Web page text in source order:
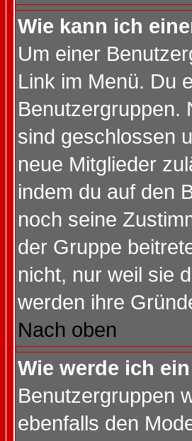
Wie kann ich
Um einer
Link im Menü. Du
Benutzergruppen.
sind geschlossen
neue Mitglieder
indem du auf den
noch seine
der Gruppe
nicht, nur weil sie
werden ihre
Nach oben
Wie werde ich
Benutzergruppen
ebenfalls den